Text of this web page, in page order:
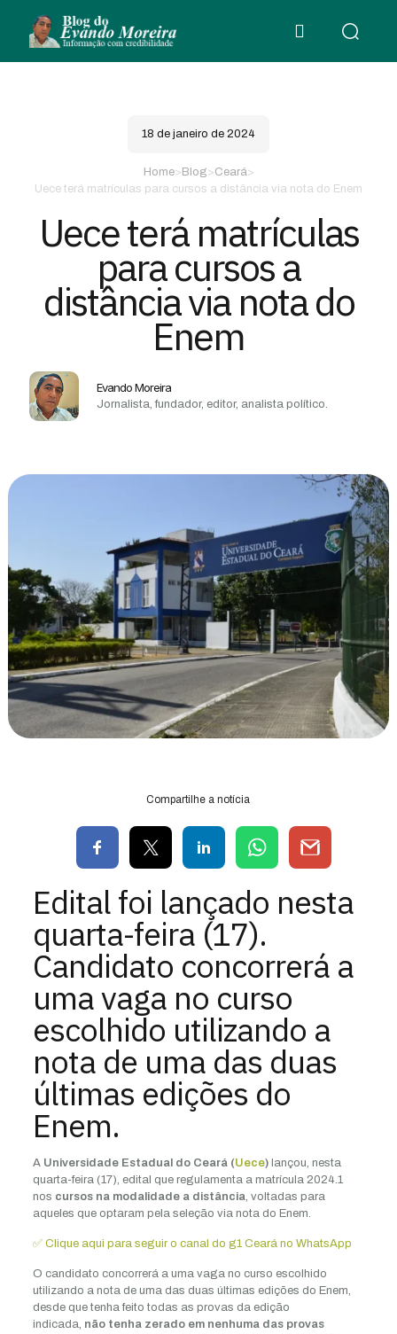
18 de janeiro de 2024
Home> Blog>Ceará>
Uece terá matrículas para cursos a distância via nota do Enem
Uece terá matrículas
para cursos a
distância via nota do
Enem
Evando Moreira
Jornalista, fundador, editor, analista político.
Compartilhe a notícia
Edital foi lançado nesta
quarta-feira (17).
Candidato concorrerá a
uma vaga no curso
escolhido utilizando a
nota de uma das duas
últimas edições do
Enem.
A Universidade Estadual do Ceará (Uece)lançou, nesta
quarta-feira (17), edital que regulamenta a matrícula 2024.1
nos cursos na modalidade a distância, voltadas para
aqueles que optaram pela seleção via nota do Enem.
✅ Clique aqui para seguir o canal do g1 Ceará no WhatsApp
O candidato concorrerá a uma vaga no curso escolhido
utilizando a nota de uma das duas últimas edições do Enem,
desde que tenha feito todas as provas da edição
indicada, não tenha zerado em nenhuma das provas